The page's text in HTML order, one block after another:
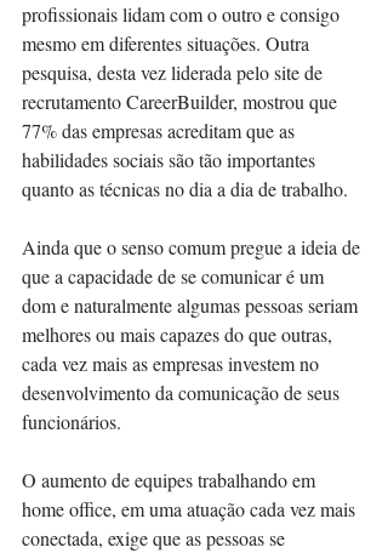
profissionais lidam com o outro e consigo
mesmo em diferentes situações. Outra
pesquisa, desta vez liderada pelo site de
recrutamento CareerBuilder, mostrou que
77% das empresas acreditam que as
habilidades sociais são tão importantes
quanto as técnicas no dia a dia de trabalho.
Ainda que o senso comum pregue a ideia de
que a capacidade de se comunicar é um
dom e naturalmente algumas pessoas seriam
melhores ou mais capazes do que outras,
cada vez mais as empresas investem no
desenvolvimento da comunicação de seus
funcionários.
O aumento de equipes trabalhando em
home office, em uma atuação cada vez mais
conectada, exige que as pessoas se